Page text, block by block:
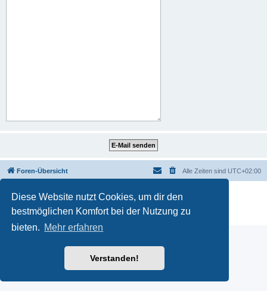
Diese Website nutzt Cookies, um dir den
bestmöglichen Komfort bei der Nutzung zu
bieten. Mehr erfahren
Verstanden!
Foren-Übersicht Alle Zeiten sind UTC+02:00
Powered by phpBB
® Forum Software © phpBB Limited
Deutsche Übersetzung durch
Datenschutz|Nutzungsbedingungen